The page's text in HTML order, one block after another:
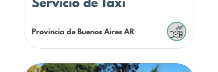
Provincia de Buenos AiresAR